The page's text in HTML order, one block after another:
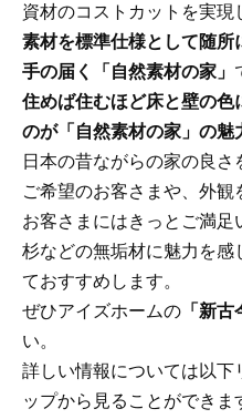
資材のコストカットを実現
素材を標準仕様として随所
手の届く「自然素材の家」
住めば住むほど床と壁の
のが「自然素材の家」の魅
日本の昔ながらの家の良
ご希望のお客さまや、外観
お客さまにはきっとご満足
杉などの無垢材に魅力を感
ておすすめします。
ぜひアイズホームの 「新
い。
詳しい情報については以下
ップから見ることができま